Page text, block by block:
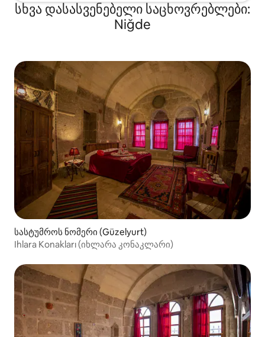
სხვა დასასვენებელი საცხოვრებლები:
Niğde
სასტუმროს ნომერი (Güzelyurt)
Ihlara Konakları (იხლარა კონაკლარი)